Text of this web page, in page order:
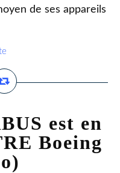
de ses appareils
est en
Boeing